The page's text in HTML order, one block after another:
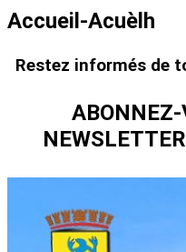
Accueil-Acuèlh
Restez informés de
ABONNEZ-
NEWSLETTER